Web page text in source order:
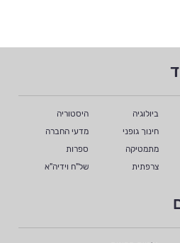
ביולוגיה
היסטוריה
חינוך גופני
מדעי החברה
מתמטיקה
ספרות
צרפתית
של"ח וידיה"א